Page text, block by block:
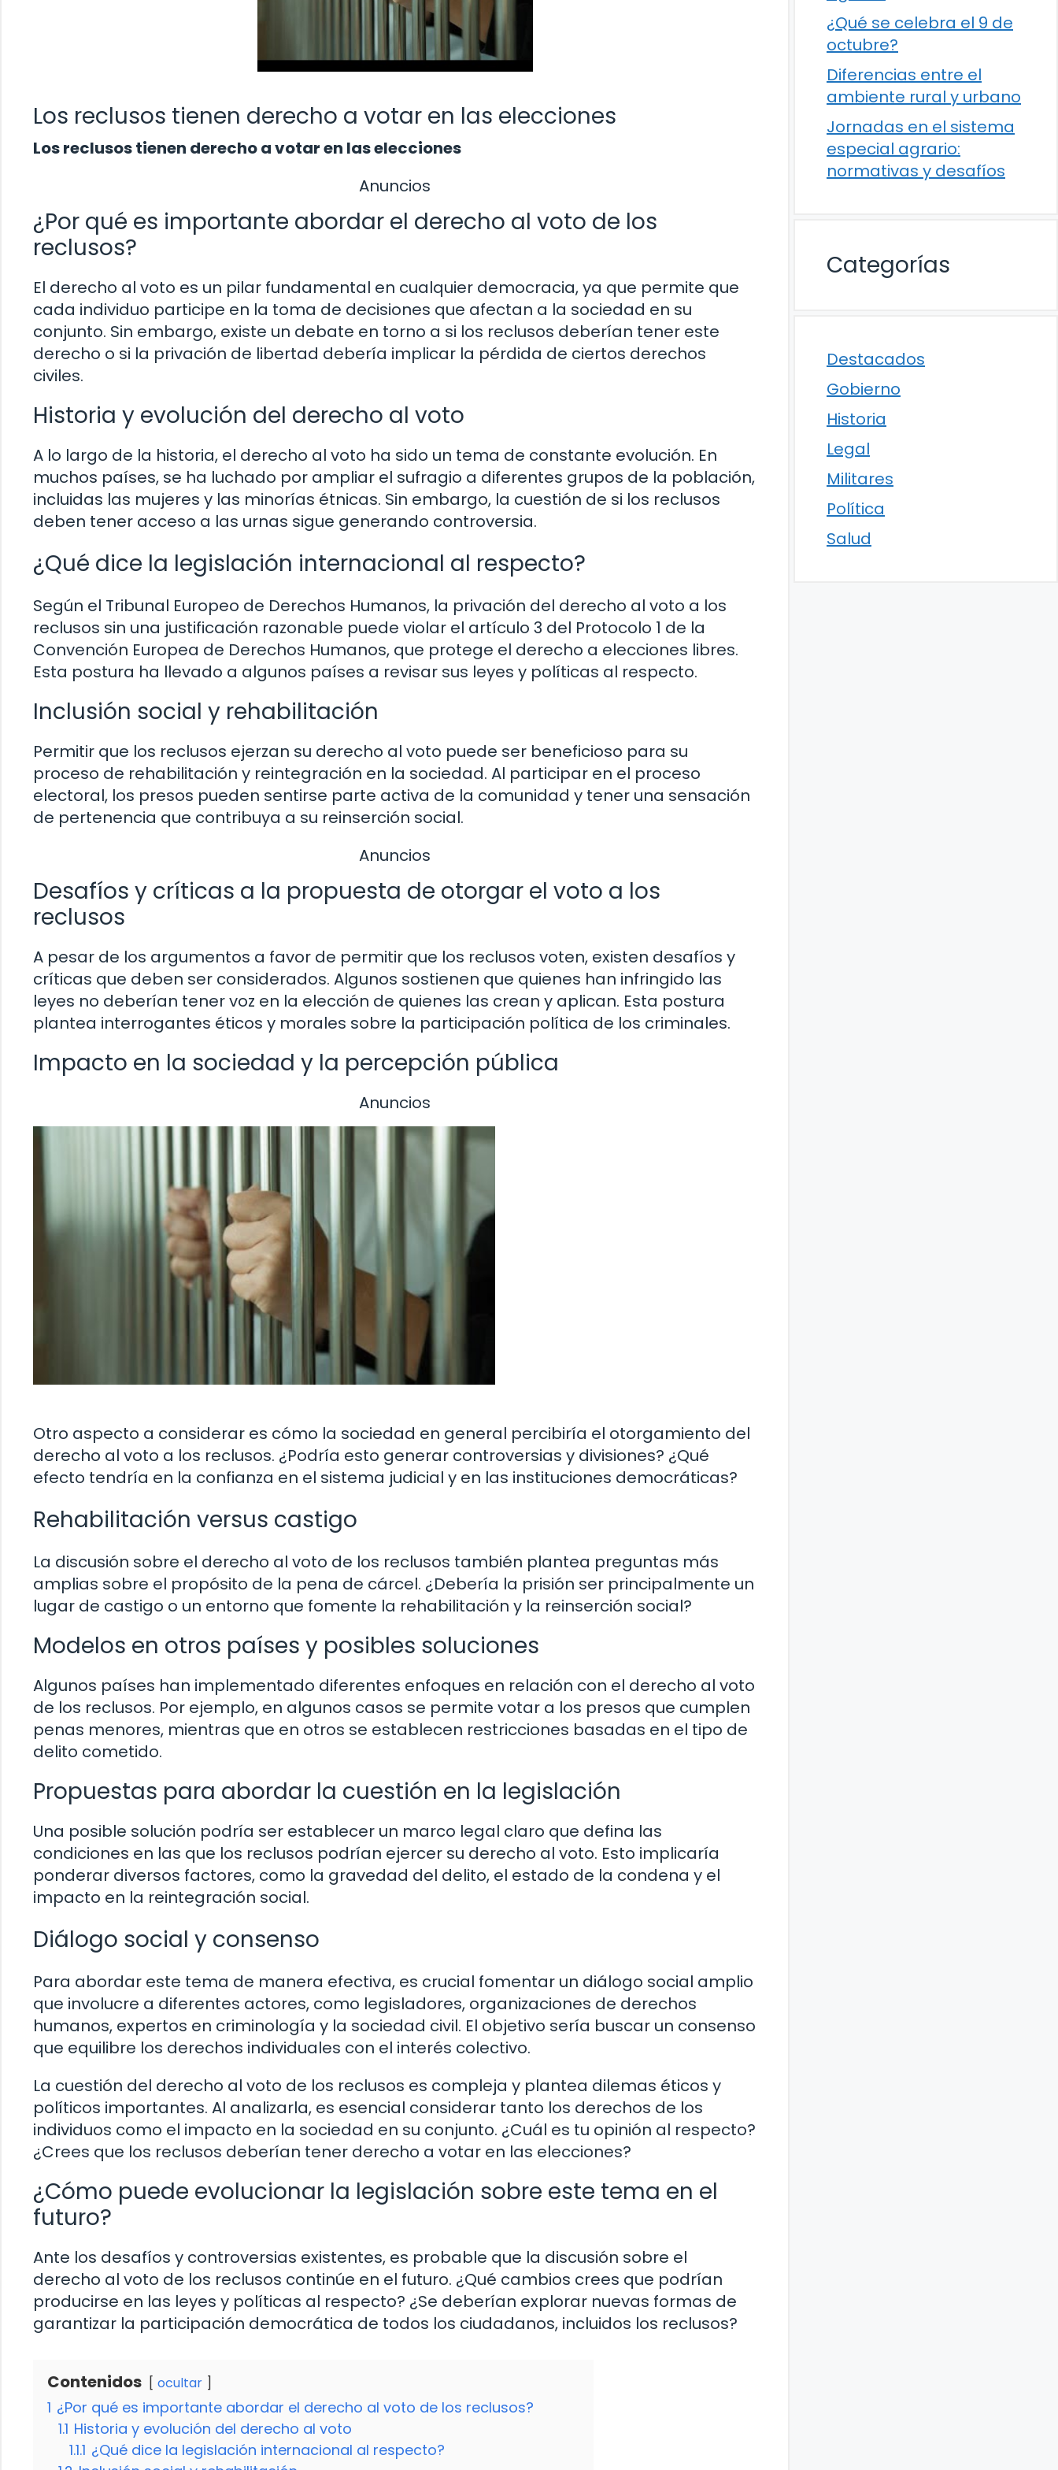
Los reclusos tienen derecho a votar en las elecciones
Los reclusos tienen derecho a votar en las elecciones
Anuncios
¿Por qué es importante abordar el derecho al voto de los
reclusos?
El derecho al voto es un pilar fundamental en cualquier democracia, ya que permite que
cada individuo participe en la toma de decisiones que afectan a la sociedad en su
conjunto. Sin embargo, existe un debate en torno a si los reclusos deberían tener este
derecho o si la privación de libertad debería implicar la pérdida de ciertos derechos
civiles.
Historia y evolución del derecho al voto
A lo largo de la historia, el derecho al voto ha sido un tema de constante evolución. En
muchos países, se ha luchado por ampliar el sufragio a diferentes grupos de la población,
incluidas las mujeres y las minorías étnicas. Sin embargo, la cuestión de si los reclusos
deben tener acceso a las urnas sigue generando controversia.
¿Qué dice la legislación internacional al respecto?
Según el Tribunal Europeo de Derechos Humanos, la privación del derecho al voto a los
reclusos sin una justificación razonable puede violar el artículo 3 del Protocolo 1 de la
Convención Europea de Derechos Humanos, que protege el derecho a elecciones libres.
Esta postura ha llevado a algunos países a revisar sus leyes y políticas al respecto.
Inclusión social y rehabilitación
Permitir que los reclusos ejerzan su derecho al voto puede ser beneficioso para su
proceso de rehabilitación y reintegración en la sociedad. Al participar en el proceso
electoral, los presos pueden sentirse parte activa de la comunidad y tener una sensación
de pertenencia que contribuya a su reinserción social.
Anuncios
Desafíos y críticas a la propuesta de otorgar el voto a los
reclusos
A pesar de los argumentos a favor de permitir que los reclusos voten, existen desafíos y
críticas que deben ser considerados. Algunos sostienen que quienes han infringido las
leyes no deberían tener voz en la elección de quienes las crean y aplican. Esta postura
plantea interrogantes éticos y morales sobre la participación política de los criminales.
Impacto en la sociedad y la percepción pública
Anuncios
Otro aspecto a considerar es cómo la sociedad en general percibiría el otorgamiento del
derecho al voto a los reclusos. ¿Podría esto generar controversias y divisiones? ¿Qué
efecto tendría en la confianza en el sistema judicial y en las instituciones democráticas?
Rehabilitación versus castigo
La discusión sobre el derecho al voto de los reclusos también plantea preguntas más
amplias sobre el propósito de la pena de cárcel. ¿Debería la prisión ser principalmente un
lugar de castigo o un entorno que fomente la rehabilitación y la reinserción social?
Modelos en otros países y posibles soluciones
Algunos países han implementado diferentes enfoques en relación con el derecho al voto
de los reclusos. Por ejemplo, en algunos casos se permite votar a los presos que cumplen
penas menores, mientras que en otros se establecen restricciones basadas en el tipo de
delito cometido.
Propuestas para abordar la cuestión en la legislación
Una posible solución podría ser establecer un marco legal claro que defina las
condiciones en las que los reclusos podrían ejercer su derecho al voto. Esto implicaría
ponderar diversos factores, como la gravedad del delito, el estado de la condena y el
impacto en la reintegración social.
Diálogo social y consenso
Para abordar este tema de manera efectiva, es crucial fomentar un diálogo social amplio
que involucre a diferentes actores, como legisladores, organizaciones de derechos
humanos, expertos en criminología y la sociedad civil. El objetivo sería buscar un consenso
que equilibre los derechos individuales con el interés colectivo.
La cuestión del derecho al voto de los reclusos es compleja y plantea dilemas éticos y
políticos importantes. Al analizarla, es esencial considerar tanto los derechos de los
individuos como el impacto en la sociedad en su conjunto. ¿Cuál es tu opinión al respecto?
¿Crees que los reclusos deberían tener derecho a votar en las elecciones?
¿Cómo puede evolucionar la legislación sobre este tema en el
futuro?
Ante los desafíos y controversias existentes, es probable que la discusión sobre el
derecho al voto de los reclusos continúe en el futuro. ¿Qué cambios crees que podrían
producirse en las leyes y políticas al respecto? ¿Se deberían explorar nuevas formas de
garantizar la participación democrática de todos los ciudadanos, incluidos los reclusos?
Contenidos ocultar
1 ¿Por qué es importante abordar el derecho al voto de los reclusos?
1.1 Historia y evolución del derecho al voto
1.1.1 ¿Qué dice la legislación internacional al respecto?
¿Qué se celebra el 9 de
octubre?
Diferencias entre el
ambiente rural y urbano
Jornadas en el sistema
especial agrario:
normativas y desafíos
Categorías
Destacados
Gobierno
Historia
Legal
Militares
Política
Salud